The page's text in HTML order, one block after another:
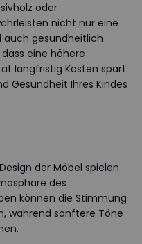
oder
nicht nur eine
auch gesundheitlich
eine höhere
langfristig Kosten spart
Gesundheit Ihres Kindes
der Möbel spielen
des
können die Stimmung
während sanftere Töne